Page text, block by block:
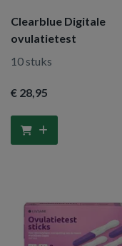
Clearblue Digitale
ovulatietest
10 stuks
€ 28,95